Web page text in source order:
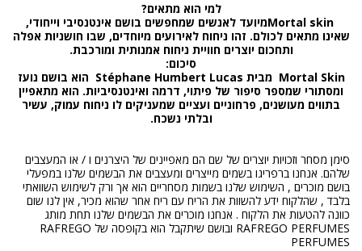
למי הוא מתאים?
Mortal skin
מיועד לאנשים שמחפשים בושם אינטנסיבי וייחודי,
שאינו מתאים לכולם. זהו ניחוח לאירועים מיוחדים, שבו חושניות אפלה
ותחכום יוצרים חוויית ניחוח אמנותית ומורכבת.
סיכום:
Mortal Skin מבית Stéphane Humbert Lucas הוא בושם נועז
ומסתורי שמספר סיפור של פיתוי, דרמה ואינטנסיביות. הוא מתאפיין
בתווים מעושנים, פרחוניים ועציים שמעניקים לו ניחוח עמוק, עשיר
ובלתי נשכח.
סימן מסחר וזכויות יוצרים של שם הם מאפיינים של היצרנים ו / או המעצבים
שלהם. אנחנו ברפריגו בשמים מייצרים ומעצבים את הבשמים שלנו במפעלי
בושם מוכרים , השימוש שלנו בשמות מסחריים הוא אך ורק לשימוש השוואתי
בלבד , שהלקוח ידע להשוות את הריח עם ריח אחר שהוא מכיר, אין לנו שום
כוונה להטעות את הלקוח . אנחנו מוכרים את הבשמים שלנו תחת מותג
RAFREGO PERFUMES ובושם שיתקבל הוא בקופסה של RAFREGO
PERFUMES